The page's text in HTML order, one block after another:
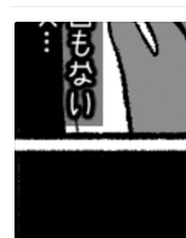
ト
数
数